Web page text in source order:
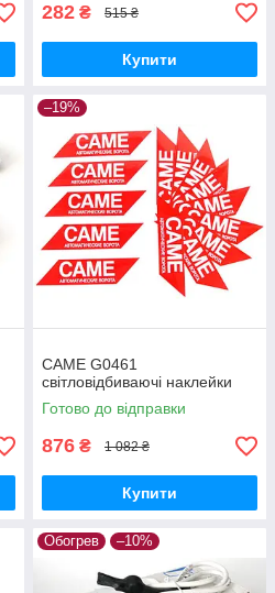
282 ₴ 515 ₴
Купити
–19%
CAME G0461
світловідбиваючі наклейки
Готово до відправки
876 ₴ 1 082 ₴
Купити
Обогрев –10%